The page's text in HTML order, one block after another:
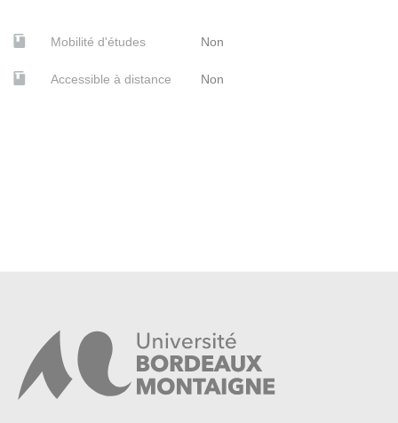
Mobilité d'études Non
Accessible à distance Non